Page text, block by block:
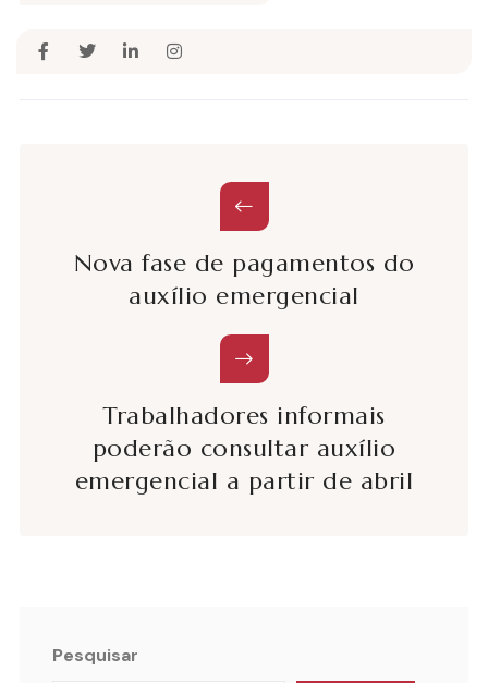
Nova fase de pagamentos do
auxílio emergencial
Trabalhadores informais
poderão consultar auxílio
emergencial a partir de abril
Pesquisar